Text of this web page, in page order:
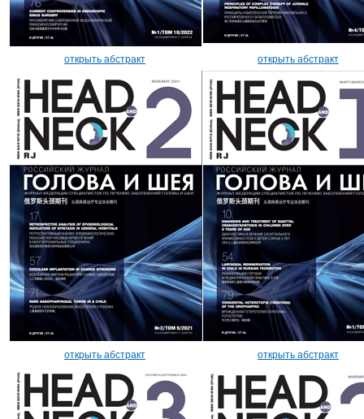
открыть абстракт открыть абстракт
открыть абстракт открыть абстракт